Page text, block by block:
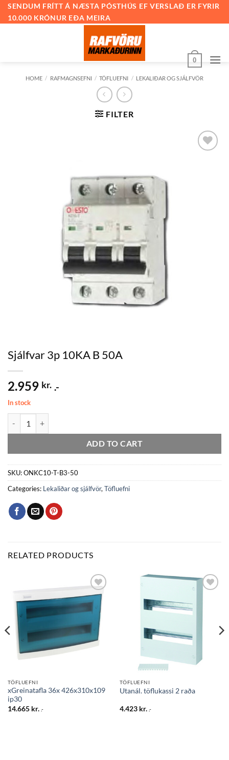
SkipSENDUM FRÍTT Á NÆSTA PÓSTHÚS EF VERSLAÐ ER FYRIR
10.000 KRÓNUR EÐA MEIRA
0
HOME / RAFMAGNSEFNI / TÖFLUEFNI / LEKALIÐAR OG SJÁLFVÖR
FILTER
Sjálfvar 3p 10KA B 50A
2.959 kr. .-
In stock
ADD TO CART
SKU:ONKC10-T-B3-50
Categories: Lekaliðar og sjálfvör, Töfluefni
RELATED PRODUCTS
Bæta
við á
óskalista
TÖFLUEFNI
xGreinatafla 36x 426x310x109
ip30
14.665 kr. .-
TÖFLUEFNI
Utanál. töflukassi 2 raða
4.423 kr. .-